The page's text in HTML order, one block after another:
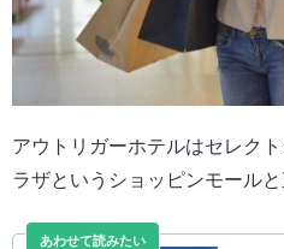
アウトリガーホテルはセレク
ラザというショッピンモールと